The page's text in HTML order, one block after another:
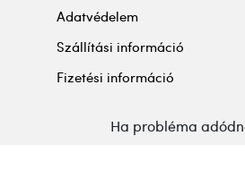
Adatvédelem
Szállítási információ
Fizetési információ
Ha probléma